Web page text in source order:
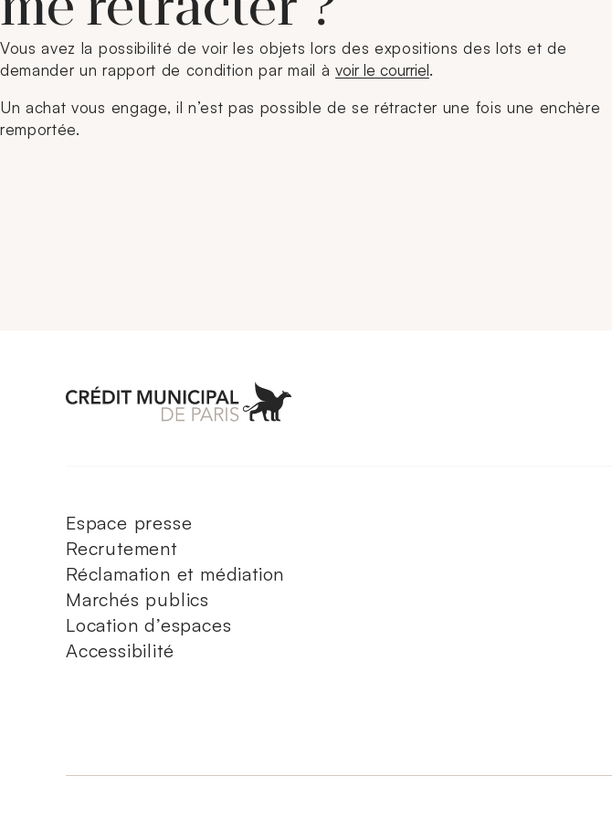
Vous avez la possibilité de voir les objets lors des expositions des lots et de
demander un rapport de condition par mail à voir le courriel.
Un achat vous engage, il n’est pas possible de se rétracter une fois une enchère
remportée.
Aller à l'accueil de Crédit Municipal de Paris
Espace presse
Recrutement
Réclamation et médiation
Marchés publics
Location d’espaces
Accessibilité